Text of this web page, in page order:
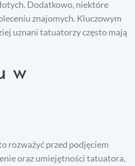
Dodatkowo, niektóre
znajomych. Kluczowym
uznani tatuatorzy często mają
w
rozważyć przed podjęciem
oraz umiejętności tatuatora,